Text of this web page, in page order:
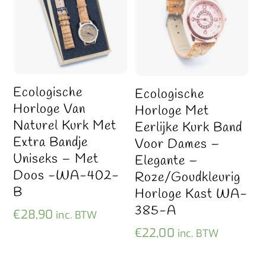
Ecologische
Horloge Van
Naturel Kurk Met
Extra Bandje
Uniseks – Met
Doos -WA-402-
B
€28,90 inc. BTW
Ecologische
Horloge Met
Eerlijke Kurk Band
Voor Dames –
Elegante –
Roze/goudkleurig
Horloge Kast WA-
385-A
€22,00 inc. BTW